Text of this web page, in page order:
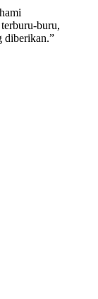
buru,
diberikan.”